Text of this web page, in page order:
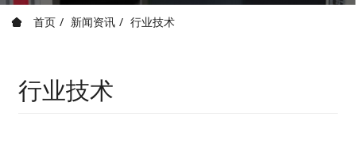
首页 新闻资讯 行业技术
行业技术